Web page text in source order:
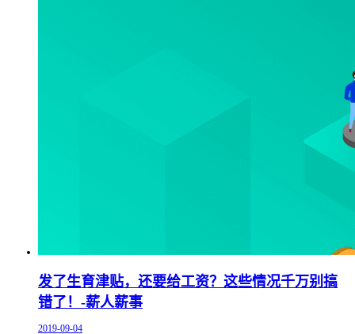
发了生育津贴，还要给工资？这些情况千万别搞
错了！-薪人薪事
2019-09-04